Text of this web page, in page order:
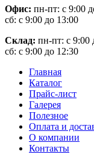
Офис: пн-пт: с 9:00
сб: с 9:00 до 13:00
Склад: пн-пт: с 9:00
сб: с 9:00 до 12:30
Главная
Каталог
Прайс-лист
Галерея
Полезное
Оплата и
О компании
Контакты